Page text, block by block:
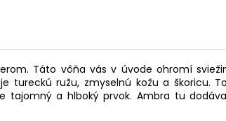
Táto vôňa vás v úvode ohromí
ružu, zmyselnú kožu a škoricu.
tajomný a hlboký prvok. Ambra tu